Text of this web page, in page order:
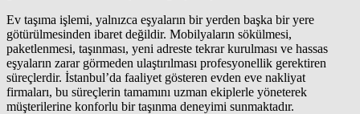
Ev taşıma işlemi, yalnızca eşyaların bir yerden başka bir yere
götürülmesinden ibaret değildir. Mobilyaların sökülmesi,
paketlenmesi, taşınması, yeni adreste tekrar kurulması ve hassas
eşyaların zarar görmeden ulaştırılması profesyonellik gerektiren
süreçlerdir. İstanbul’da faaliyet gösteren evden eve nakliyat
firmaları, bu süreçlerin tamamını uzman ekiplerle yöneterek
müşterilerine konforlu bir taşınma deneyimi sunmaktadır.